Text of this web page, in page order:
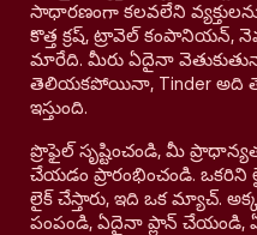
సాధారణంగా కలవలేని
కొత్త క్రష్, ట్రావెల్
మారేది. మీరు ఏదైనా
తెలియకపోయినా, Tinder అది
ఇస్తుంది.
ప్రొఫైల్ సృష్టించండి, మీ
చేయడం ప్రారంభించండి.
లైక్ చేస్తారు, ఇది ఒక మ్యాచ్.
పంపండి, ఏదైనా ప్లాన్ చేయండి,